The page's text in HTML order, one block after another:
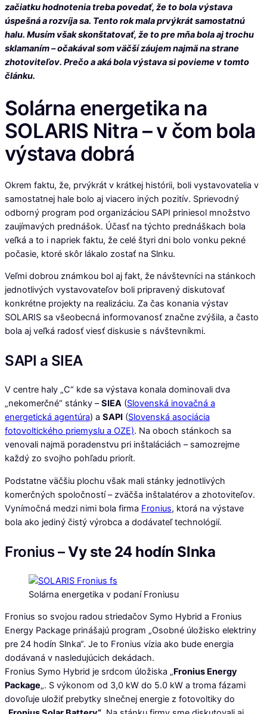
začiatku hodnotenia treba povedať, že to bola výstava
úspešná a rozvíja sa. Tento rok mala prvýkrát samostatnú
halu. Musím však skonštatovať, že to pre mňa bola aj trochu
sklamaním – očakával som väčší záujem najmä na strane
zhotoviteľov. Prečo a aká bola výstava si povieme v tomto
článku.
Solárna energetika na
SOLARIS Nitra – v čom bola
výstava dobrá
Okrem faktu, že, prvýkrát v krátkej histórii, boli vystavovatelia v
samostatnej hale bolo aj viacero iných pozitív. Sprievodný
odborný program pod organizáciou SAPI priniesol množstvo
zaujímavých prednášok. Účasť na týchto prednáškach bola
veľká a to i napriek faktu, že celé štyri dni bolo vonku pekné
počasie, ktoré skôr lákalo zostať na Slnku.
Veľmi dobrou známkou bol aj fakt, že návštevníci na stánkoch
jednotlivých vystavovateľov boli pripravený diskutovať
konkrétne projekty na realizáciu. Za čas konania výstav
SOLARIS sa všeobecná informovanosť značne zvýšila, a často
bola aj veľká radosť viesť diskusie s návštevníkmi.
SAPI a SIEA
V centre haly „C“ kde sa výstava konala dominovali dva
„nekomerčné“ stánky –SIEA (Slovenská inovačná a
energetická agentúra) a SAPI (Slovenská asociácia
fotovoltického priemyslu a OZE). Na oboch stánkoch sa
venovali najmä poradenstvu pri inštaláciách – samozrejme
každý zo svojho pohľadu priorít.
Podstatne väčšiu plochu však mali stánky jednotlivých
komerčných spoločností – zväčša inštalatérov a zhotoviteľov.
Vynímočná medzi nimi bola firma Fronius, ktorá na výstave
bola ako jediný čistý výrobca a dodávateľ technológií.
Fronius –Vy ste 24 hodín Slnka
Solárna energetika v podaní Froniusu
Fronius so svojou radou striedačov Symo Hybrid a Fronius
Energy Package prinášajú program „Osobné úložisko elektriny
pre 24 hodín Slnka“. Je to Fronius vízia ako bude energia
dodávaná v nasledujúcich dekádach.
Fronius Symo Hybrid je srdcom úložiska „Fronius Energy
Package„. S výkonom od 3,0 kW do 5.0 kW a troma fázami
dovoľuje uložiť prebytky slnečnej energie z fotovoltiky do